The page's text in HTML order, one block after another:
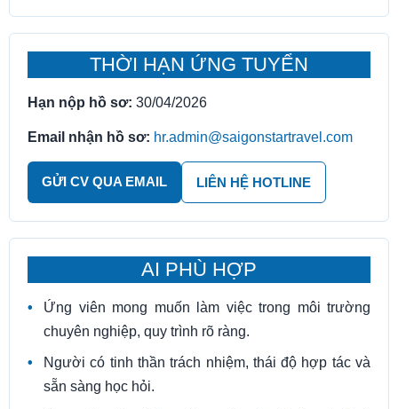
THỜI HẠN ỨNG TUYỂN
Hạn nộp hồ sơ: 30/04/2026
Email nhận hồ sơ: hr.admin@saigonstartravel.com
GỬI CV QUA EMAIL LIÊN HỆ HOTLINE
AI PHÙ HỢP
Ứng viên mong muốn làm việc trong môi trường
chuyên nghiệp, quy trình rõ ràng.
Người có tinh thần trách nhiệm, thái độ hợp tác và
sẵn sàng học hỏi.